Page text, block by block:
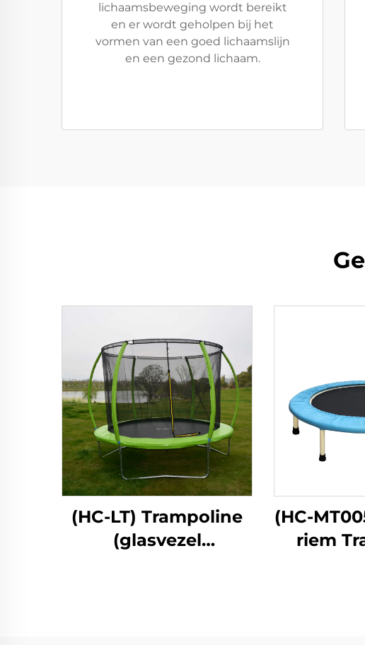
lichaamsbeweging wordt bereikt
en er wordt geholpen bij het
vormen van een goed lichaamslijn
en een gezond lichaam.
(HC-LT) Trampoline
(glasvezel
(HC-
riem